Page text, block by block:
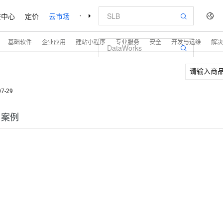
心 定价 云市场 合作伙伴 支持与服务 了解阿里云
基础软件 企业应用 建站小程序 专业服务 安全 开发与运维 解
29
例